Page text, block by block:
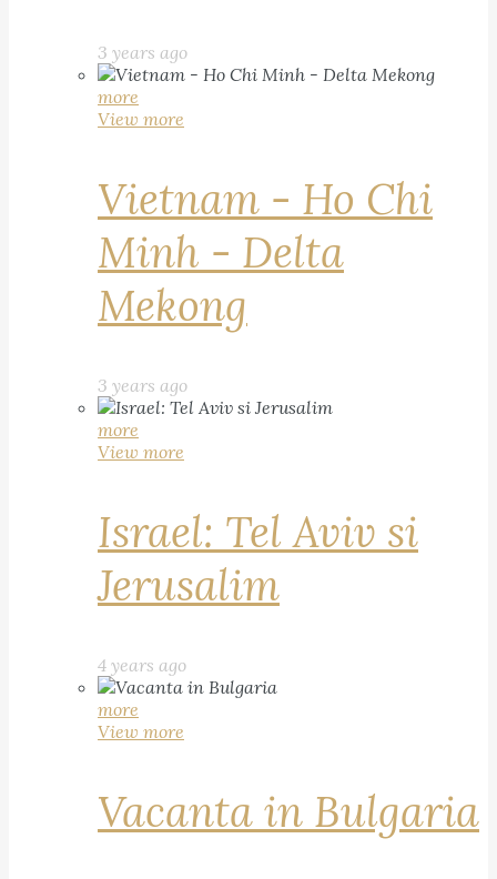
3 years ago
more
View more
Vietnam - Ho Chi
Minh - Delta
Mekong
3 years ago
more
View more
Israel: Tel Aviv si
Jerusalim
4 years ago
more
View more
Vacanta in Bulgaria